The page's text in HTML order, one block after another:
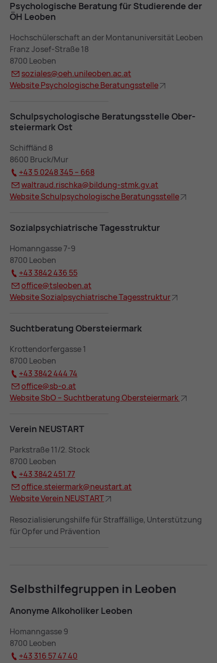
Psy­cho­lo­gi­sche Be­ra­tung für Stu­die­ren­de der
ÖH Leo­ben
Hochschülerschaft an der Montanuniversität Leoben
Franz Josef-Straße 18
8700 Leoben
so­zia­les@oeh.uni­leo­ben.ac.at
Web­site Psy­cho­lo­gi­sche Be­ra­tungs­stel­le
Schul­psy­cho­lo­gi­sche Be­ra­tungs­stel­le Ober­
stei­er­mark Ost
Schiffländ 8
8600 Bruck/Mur
+43 5 0248 345 – 668
wal­traud.risch­ka@bil­dung-stmk.gv.at
Web­site Schul­psy­cho­lo­gi­sche Be­ra­tungs­stel­le
So­zi­al­psych­ia­tri­sche Ta­ges­struk­tur
Homanngasse 7-9
8700 Leoben
+43 3842 436 55
of­fice@ts­leo­ben.at
Web­site So­zi­al­psych­ia­tri­sche Ta­ges­struk­tur
Sucht­be­ra­tung Ober­stei­er­mark
Krottendorfergasse 1
8700 Leoben
+43 3842 444 74
of­fice@sb-o.at
Web­site SbO – Sucht­be­ra­tung Ober­stei­er­mark
Ver­ein NEU­START
Parkstraße 11/2. Stock
8700 Leoben
+43 3842 451 77
of­fice.stei­er­mark@neu­start.at
Web­site Ver­ein NEU­START
Resozialisierungshilfe für Straffällige, Unterstützung
für Opfer und Prävention
Selbst­hil­fe­grup­pen in Leo­ben
An­ony­me Al­ko­ho­li­ker Leo­ben
Homanngasse 9
8700 Leoben
+43 316 57 47 40